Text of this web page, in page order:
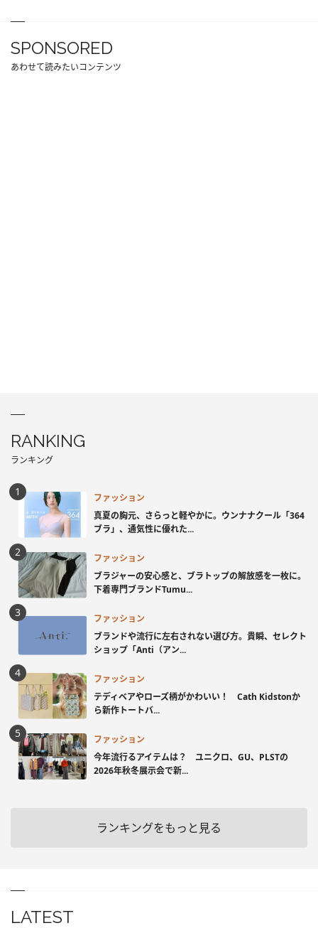
SPONSORED
あわせて読みたいコンテンツ
RANKING
ランキング
ファッション
真夏の胸元、さらっと軽やかに。ウンナナクール「364
ブラ」、通気性に優れた...
ファッション
ブラジャーの安心感と、ブラトップの解放感を一枚に。
下着専門ブランドTumu...
ファッション
ブランドや流行に左右されない選び方。貴瞬、セレクト
ショップ「Anti（アン...
ファッション
テディベアやローズ柄がかわいい！ Cath Kidstonか
ら新作トートバ...
ファッション
今年流行るアイテムは？ ユニクロ、GU、PLSTの
2026年秋冬展示会で新...
ランキングをもっと見る
LATEST